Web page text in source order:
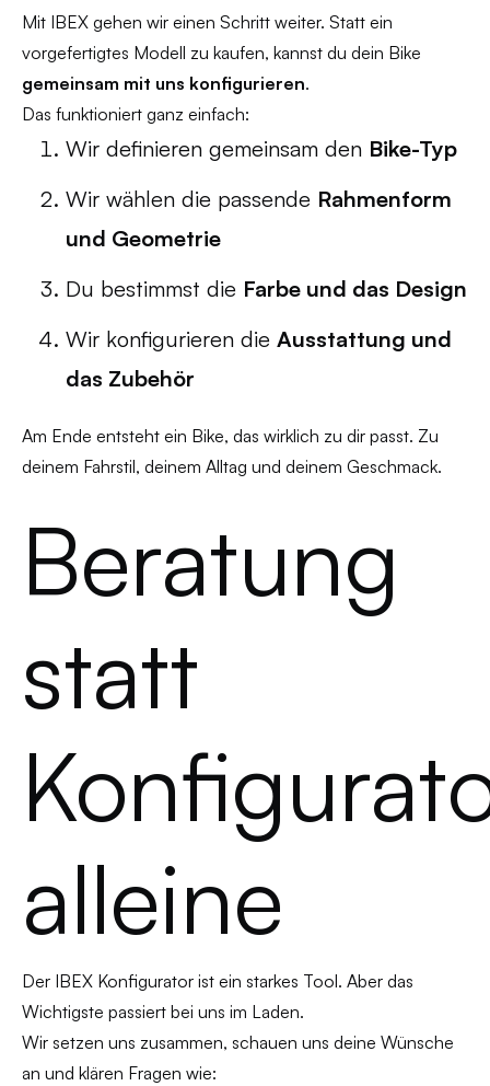
Mit IBEX gehen wir einen Schritt weiter. Statt ein
vorgefertigtes Modell zu kaufen, kannst du dein Bike
gemeinsam mit uns konfigurieren.
Das funktioniert ganz einfach:
Wir definieren gemeinsam den Bike-Typ
Wir wählen die passende Rahmenform
und Geometrie
Du bestimmst die Farbe und das Design
Wir konfigurieren die Ausstattung und
das Zubehör
Am Ende entsteht ein Bike, das wirklich zu dir passt. Zu
deinem Fahrstil, deinem Alltag und deinem Geschmack.
Beratung
statt
alleine
Der IBEX Konfigurator ist ein starkes Tool. Aber das
Wichtigste passiert bei uns im Laden.
Wir setzen uns zusammen, schauen uns deine Wünsche
an und klären Fragen wie: